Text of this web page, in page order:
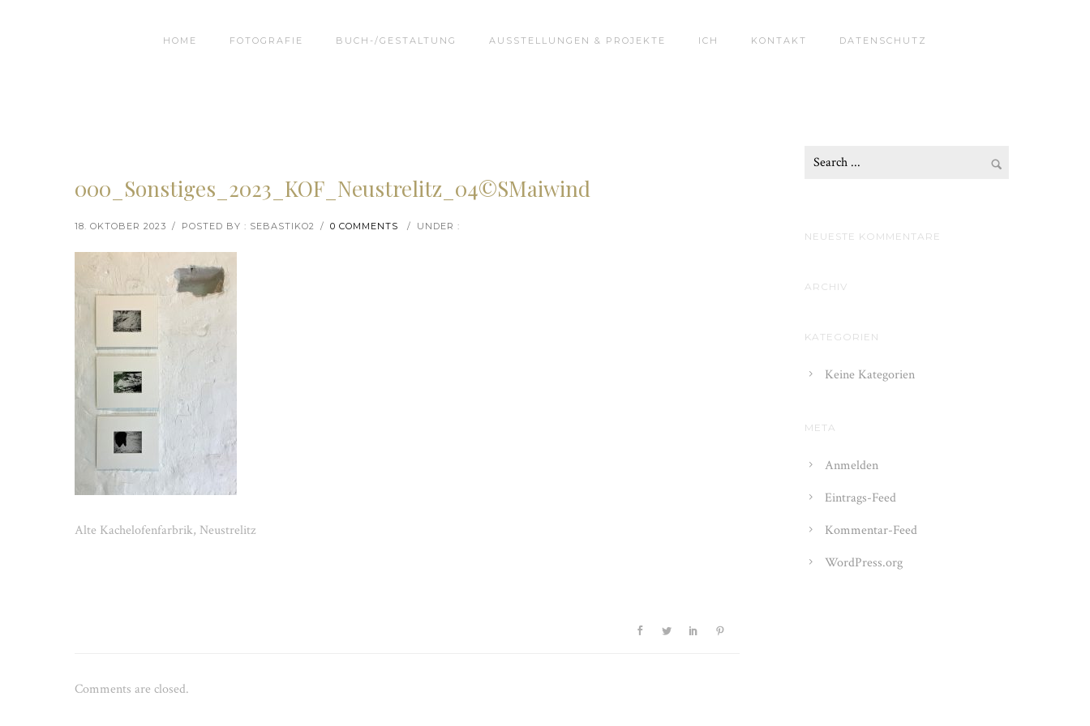
HOME FOTOGRAFIE BUCH-/GESTALTUNG AUSSTELLUNGEN & PROJEKTE ICH KONTAKT DATENSCHUTZ
000_Sonstiges_2023_KOF_Neustrelitz_04©SMaiwind
18. OKTOBER 2023 / POSTED BY : SEBASTIKO2 / 0 COMMENTS / UNDER :
Alte Kachelofenfarbrik, Neustrelitz
Comments are closed.
NEUESTE KOMMENTARE
ARCHIV
KATEGORIEN
Keine Kategorien
META
Anmelden
Eintrags-Feed
Kommentar-Feed
WordPress.org